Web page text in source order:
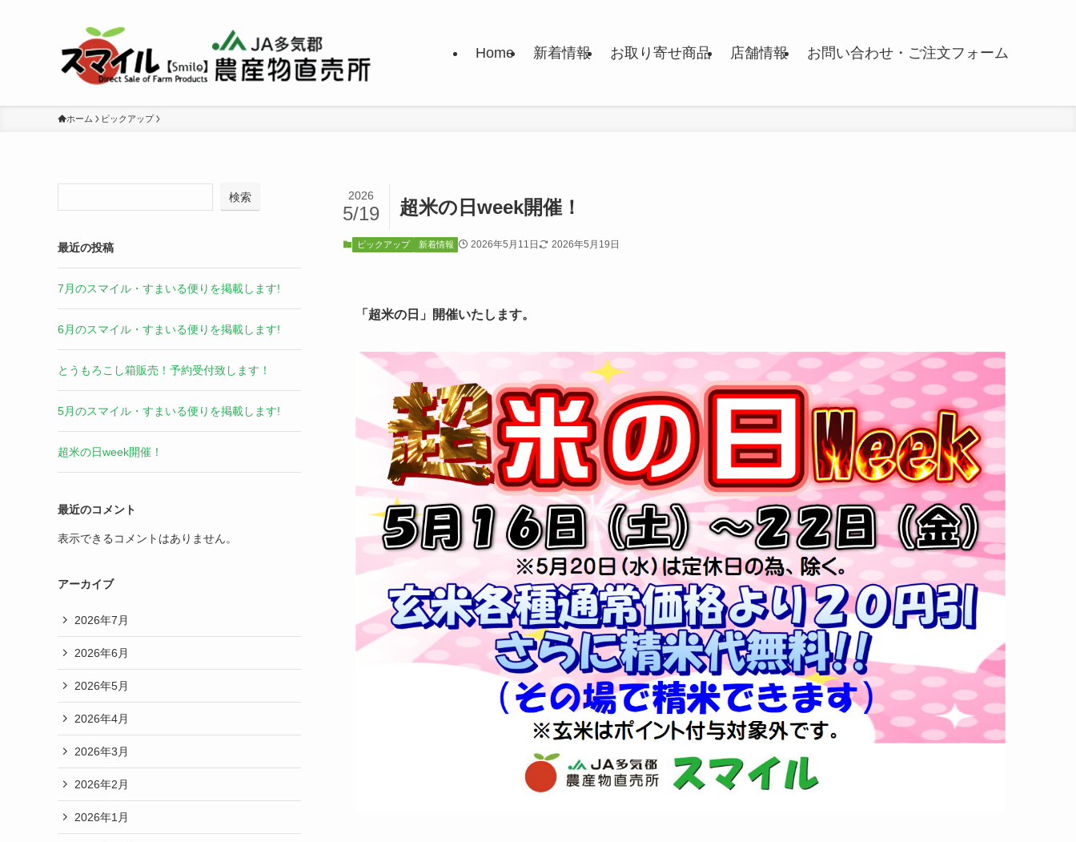
Home 新着情報 お取り寄せ商品 店舗情報 お問い合わせ・ご注文フォーム
ホーム ピックアップ
超米の日week開催！
2026
5/19
ピックアップ 新着情報 2026年5月11日 2026年5月19日
「超米の日」開催いたします。
検索
最近の投稿
7月のスマイル・すまいる便りを掲載します!
6月のスマイル・すまいる便りを掲載します!
とうもろこし箱販売！予約受付致します！
5月のスマイル・すまいる便りを掲載します!
超米の日week開催！
最近のコメント
表示できるコメントはありません。
アーカイブ
2026年7月
2026年6月
2026年5月
2026年4月
2026年3月
2026年2月
2026年1月